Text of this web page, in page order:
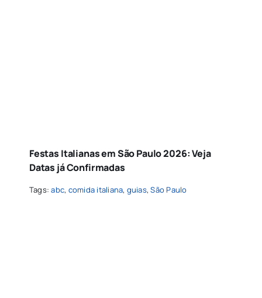
Festas Italianas em São Paulo 2026: Veja
Datas já Confirmadas
Tags:abc, comida italiana, guias,São Paulo